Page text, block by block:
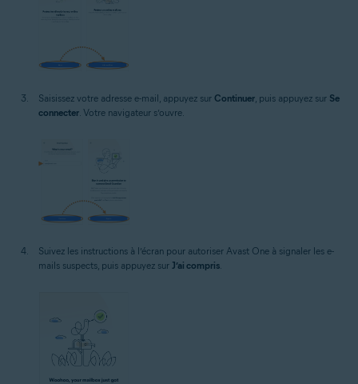
Saisissez votre adresse e-mail, appuyez sur Continuer , puis appuyez sur Se
connecter . Votre navigateur s’ouvre.
Suivez les instructions à l’écran pour autoriser Avast One à signaler les e-
mails suspects, puis appuyez sur J’ai compris